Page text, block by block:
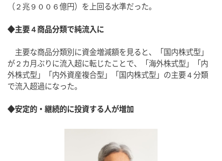
（２兆９００６億円）を上回る水準だった。
◆主要４商品分類で純流入に
主要な商品分類別に資金増減額を見ると、「国内株式型」
が２カ月ぶりに流入超に転じたことで、「海外株式型」「内
外株式型」「内外資産複合型」「国内株式型」の主要４分類
で流入超過になった。
◆安定的・継続的に投資する人が増加